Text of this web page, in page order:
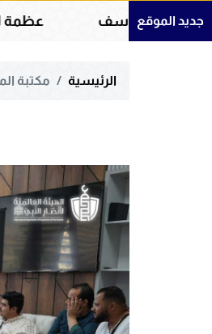
جديد الموقععظمة القرآن الكريم في
الرئيسية مكتبة